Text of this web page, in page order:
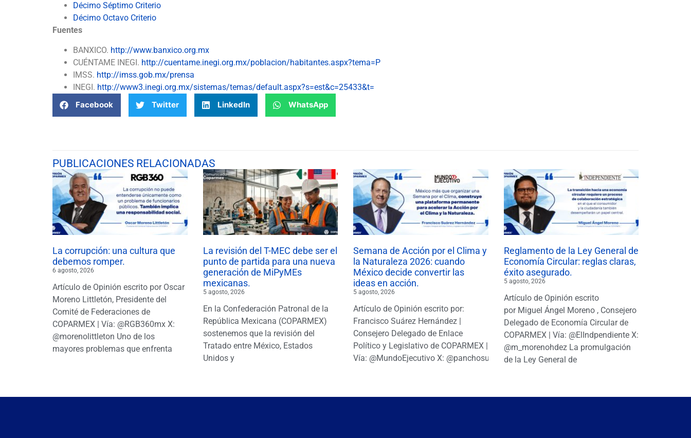
Décimo Séptimo Criterio
Décimo Octavo Criterio
Fuentes
BANXICO. http://www.banxico.org.mx
CUÉNTAME INEGI. http://cuentame.inegi.org.mx/poblacion/habitantes.aspx?tema=P
IMSS. http://imss.gob.mx/prensa
INEGI. http://www3.inegi.org.mx/sistemas/temas/default.aspx?s=est&c=25433&t=
Facebook
Twitter LinkedIn WhatsApp
PUBLICACIONES RELACIONADAS
La corrupción: una cultura que
debemos romper.
6 agosto, 2026
Artículo de Opinión escrito por Oscar
Moreno Littletón, Presidente del
Comité de Federaciones de
COPARMEX | Vía: @RGB360mx X:
@morenolittleton Uno de los
mayores problemas que enfrenta
La revisión del T-MEC debe ser el
punto de partida para una nueva
generación de MiPyMEs
mexicanas.
5 agosto, 2026
En la Confederación Patronal de la
República Mexicana (COPARMEX)
sostenemos que la revisión del
Tratado entre México, Estados
Unidos y
Semana de Acción por el Clima y
la Naturaleza 2026: cuando
México decide convertir las
ideas en acción.
5 agosto, 2026
Artículo de Opinión escrito por:
Francisco Suárez Hernández |
Consejero Delegado de Enlace
Político y Legislativo de COPARMEX |
Vía: @MundoEjecutivo X: @panchosuarezh
Reglamento de la Ley General de
Economía Circular: reglas claras,
éxito asegurado.
5 agosto, 2026
Artículo de Opinión escrito
por Miguel Ángel Moreno , Consejero
Delegado de Economía Circular de
COPARMEX | Vía: @ElIndpendiente X:
@m_morenohdez La promulgación
de la Ley General de